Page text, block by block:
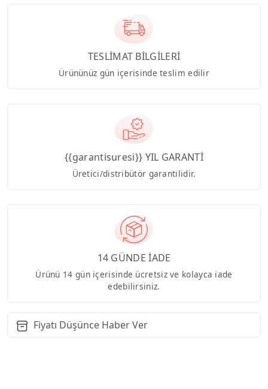
TESLİMAT BİLGİLERİ
Ürününüz gün içerisinde teslim edilir
{{garantisuresi}} YIL GARANTİ
Üretici/distribütör garantilidir.
14 GÜNDE İADE
Ürünü 14 gün içerisinde ücretsiz ve kolayca iade
edebilirsiniz.
Fiyatı Düşünce Haber Ver